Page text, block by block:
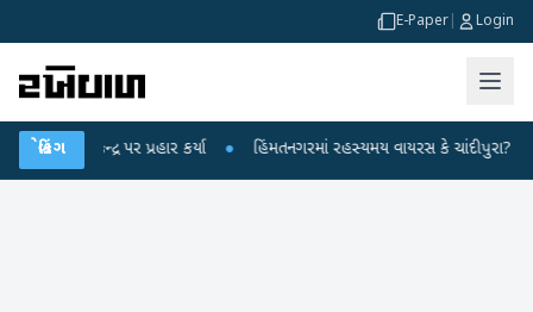
E-Paper Login
બ્રેકિંગ
કેન્દ્ર પર પ્રહાર કર્યા ● હિંમતનગરમાં રહસ્યમય વાયરસ કે ચાંદીપુરા? 6